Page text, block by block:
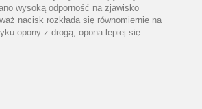
wysoką odporność na zjawisko
nacisk rozkłada się równomiernie na
opony z drogą, opona lepiej się